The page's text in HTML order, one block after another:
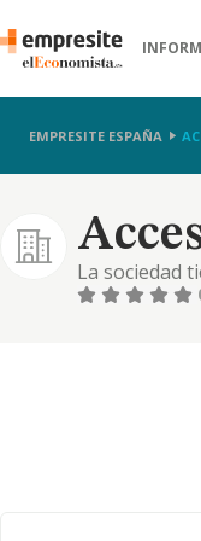
EMPRESITE ESPAÑA
La sociedad
inmuebles,